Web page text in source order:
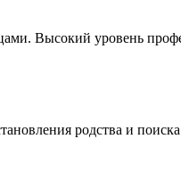
Высокий уровень
родства и